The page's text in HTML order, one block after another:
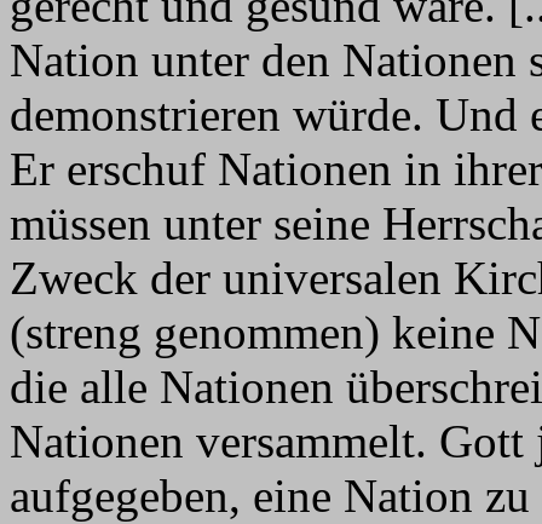
Nation unter den Nationen
demonstrieren würde. Und
Er erschuf Nationen in
müssen unter seine
Zweck der universalen
(streng genommen) keine
die alle Nationen
Nationen versammelt.
aufgegeben, eine Nation